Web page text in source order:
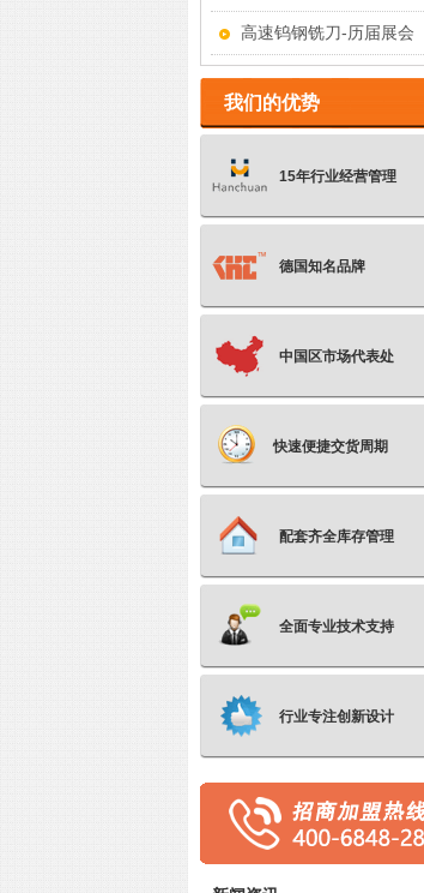
高速钨钢铣刀-历届展会
我们的优势
15年行业经营管理
德国知名品牌
中国区市场代表处
快速便捷交货周期
配套齐全库存管理
全面专业技术支持
行业专注创新设计